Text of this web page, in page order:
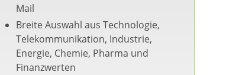
Mail
Breite Auswahl aus Technologie,
Telekommunikation, Industrie,
Energie, Chemie, Pharma und
Finanzwerten